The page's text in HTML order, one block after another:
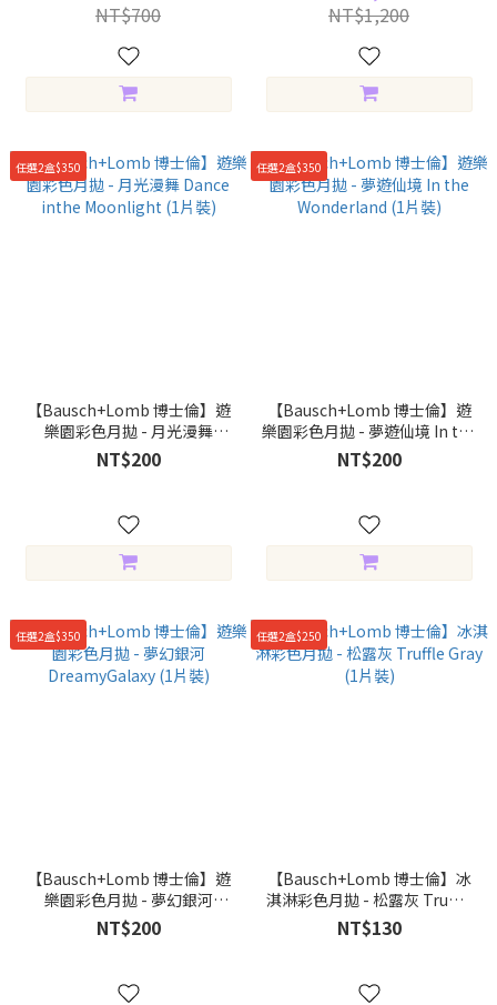
NT$700
NT$1,200
任選2盒$350
【Bausch+Lomb 博士倫】遊
樂園彩色月拋 - 月光漫舞
Dance inthe Moonlight (1片
裝)
NT$200
任選2盒$350
【Bausch+Lomb 博士倫】遊
樂園彩色月拋 - 夢遊仙境 In the
Wonderland (1片裝)
NT$200
任選2盒$350
【Bausch+Lomb 博士倫】遊
樂園彩色月拋 - 夢幻銀河
DreamyGalaxy (1片裝)
NT$200
任選2盒$250
【Bausch+Lomb 博士倫】冰
淇淋彩色月拋 - 松露灰 Truffle
Gray (1片裝)
NT$130